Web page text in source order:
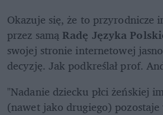
Okazuje się, że to przyrodnicze
przez samą Radę Języka
swojej stronie internetowej
decyzję. Jak podkreślał prof.
"Nadanie dziecku płci żeńskiej
(nawet jako drugiego)